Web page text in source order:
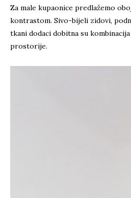
Za male kupaonice predlažemo
kontrastom. Sivo-bijeli zidovi,
tkani dodaci dobitna su
prostorije.